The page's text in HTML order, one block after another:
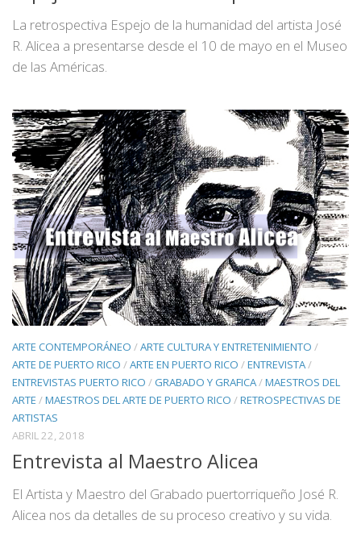
La retrospectiva Espejo de la humanidad del artista José
R. Alicea a presentarse desde el 10 de mayo en el Museo
de las Américas.
ARTE CONTEMPORÁNEO /ARTE CULTURA Y ENTRETENIMIENTO /
ARTE DE PUERTO RICO /ARTE EN PUERTO RICO /ENTREVISTA/
ENTREVISTAS PUERTO RICO / GRABADO Y GRAFICA/MAESTROS DEL
ARTE /MAESTROS DEL ARTE DE PUERTO RICO /RETROSPECTIVAS DE
ARTISTAS
ABRIL 22, 2018
Entrevista al Maestro Alicea
El Artista y Maestro del Grabado puertorriqueño José R.
Alicea nos da detalles de su proceso creativo y su vida.